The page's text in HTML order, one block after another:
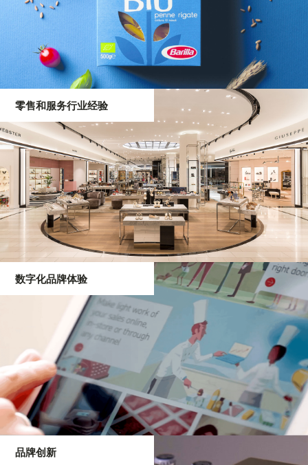
零售和服务行业经验
数字化品牌体验
品牌创新